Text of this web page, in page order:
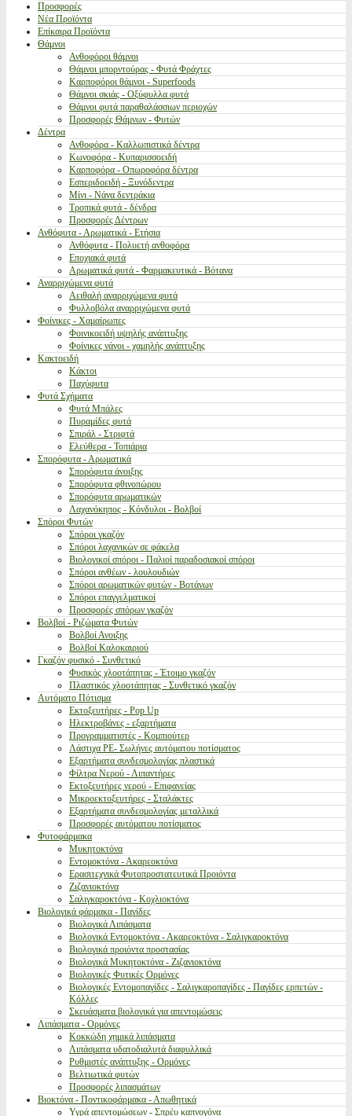
Προσφορές
Νέα Προϊόντα
Επίκαιρα Προϊόντα
Θάμνοι
Ανθοφόροι θάμνοι
Θάμνοι μπορντούρας - Φυτά Φράχτες
Καρποφόροι θάμνοι - Superfoods
Θάμνοι σκιάς - Οξύφυλλα φυτά
Θάμνοι φυτά παραθαλάσσιων περιοχών
Προσφορές Θάμνων - Φυτών
Δέντρα
Ανθοφόρα - Καλλωπιστικά δέντρα
Κωνοφόρα - Κυπαρισσοειδή
Καρποφόρα - Οπωροφόρα δέντρα
Εσπεριδοειδή - Ξυνόδεντρα
Μίνι - Νάνα δεντράκια
Τροπικά φυτά - δένδρα
Προσφορές Δέντρων
Ανθόφυτα - Αρωματικά - Ετήσια
Ανθόφυτα - Πολυετή ανθοφόρα
Εποχιακά φυτά
Αρωματικά φυτά - Φαρμακευτικά - Βότανα
Αναρριχώμενα φυτά
Αειθαλή αναρριχώμενα φυτά
Φυλλοβόλα αναρριχώμενα φυτά
Φοίνικες - Χαμαίρωπες
Φοινικοειδή υψηλής ανάπτυξης
Φοίνικες νάνοι - χαμηλής ανάπτυξης
Κακτοειδή
Κάκτοι
Παχύφυτα
Φυτά Σχήματα
Φυτά Μπάλες
Πυραμίδες φυτά
Σπιράλ - Στριφτά
Ελεύθερα - Τοπιάρια
Σπορόφυτα - Αρωματικά
Σπορόφυτα άνοιξης
Σπορόφυτα φθινοπώρου
Σπορόφυτα αρωματικών
Λαχανόκηπος - Κόνδυλοι - Βολβοί
Σπόροι Φυτών
Σπόροι γκαζόν
Σπόροι λαχανικών σε φάκελα
Βιολογικοί σπόροι - Παλιοί παραδοσιακοί σπόροι
Σπόροι ανθέων - λουλουδιών
Σπόροι αρωματικών φυτών - Βοτάνων
Σπόροι επαγγελματικοί
Προσφορές σπόρων γκαζόν
Βολβοί - Ριζώματα Φυτών
Βολβοί Ανοιξης
Βολβοί Καλοκαιριού
Γκαζόν φυσικό - Συνθετικό
Φυσικός χλοοτάπητας - Έτοιμο γκαζόν
Πλαστικός χλοοτάπητας - Συνθετικό γκαζόν
Αυτόματο Πότισμα
Εκτοξευτήρες - Pop Up
Ηλεκτροβάνες - εξαρτήματα
Προγραμματιστές - Κομπιούτερ
Λάστιχα PE- Σωλήνες αυτόματου ποτίσματος
Εξαρτήματα συνδεσμολογίας πλαστικά
Φίλτρα Νερού - Λιπαντήρες
Εκτοξευτήρες νερού - Επιφανείας
Μικροεκτοξευτήρες - Σταλάκτες
Εξαρτήματα συνδεσμολογίας μεταλλικά
Προσφορές αυτόματου ποτίσματος
Φυτοφάρμακα
Μυκητοκτόνα
Εντομοκτόνα - Ακαρεοκτόνα
Ερασιτεχνικά Φυτοπροστατευτικά Προιόντα
Ζιζανιοκτόνα
Σαλιγκαροκτόνα - Κοχλιοκτόνα
Βιολογικά φάρμακα - Παγίδες
Βιολογικά Λιπάσματα
Βιολογικά Εντομοκτόνα - Ακαρεοκτόνα - Σαλιγκαροκτόνα
Βιολογικά προιόντα προστασίας
Βιολογικά Μυκητοκτόνα - Ζιζανιοκτόνα
Βιολογικές Φυτικές Ορμόνες
Βιολογικές Εντομοπαγίδες - Σαλιγκαροπαγίδες - Παγίδες ερπετών -
Κόλλες
Σκευάσματα βιολογικά για απεντομώσεις
Λιπάσματα - Ορμόνες
Κοκκώδη χημικά λιπάσματα
Λιπάσματα υδατοδιαλυτά διαφυλλικά
Ρυθμιστές ανάπτυξης - Ορμόνες
Βελτιωτικά φυτών
Προσφορές λιπασμάτων
Βιοκτόνα - Ποντικοφάρμακα - Απωθητικά
Υγρά απεντομώσεων - Σπρέυ καπνογόνα